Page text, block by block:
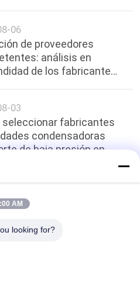
06
de proveedores
análisis en
de los fabricantes
03
seleccionar fabricantes
condensadoras
de baja presión en
AM
looking for?